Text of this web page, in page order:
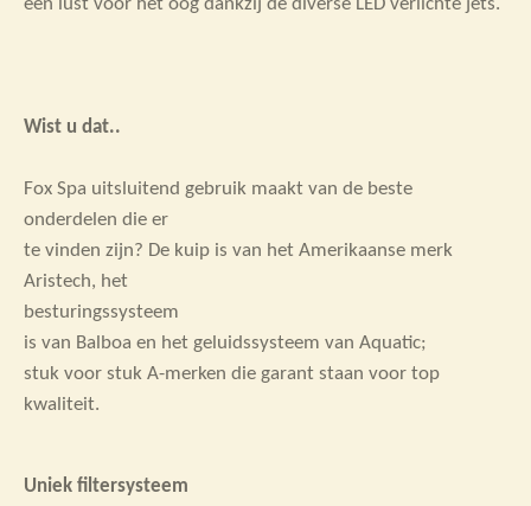
een lust voor het oog dankzij de diverse LED verlichte jets.
Wist u dat..
Fox Spa uitsluitend gebruik maakt van de beste
onderdelen die er
te vinden zijn? De kuip is van het Amerikaanse merk
Aristech, het
besturingssysteem
is van Balboa en het geluidssysteem van Aquatic;
stuk voor stuk A-merken die garant staan voor top
kwaliteit.
Uniek filtersysteem